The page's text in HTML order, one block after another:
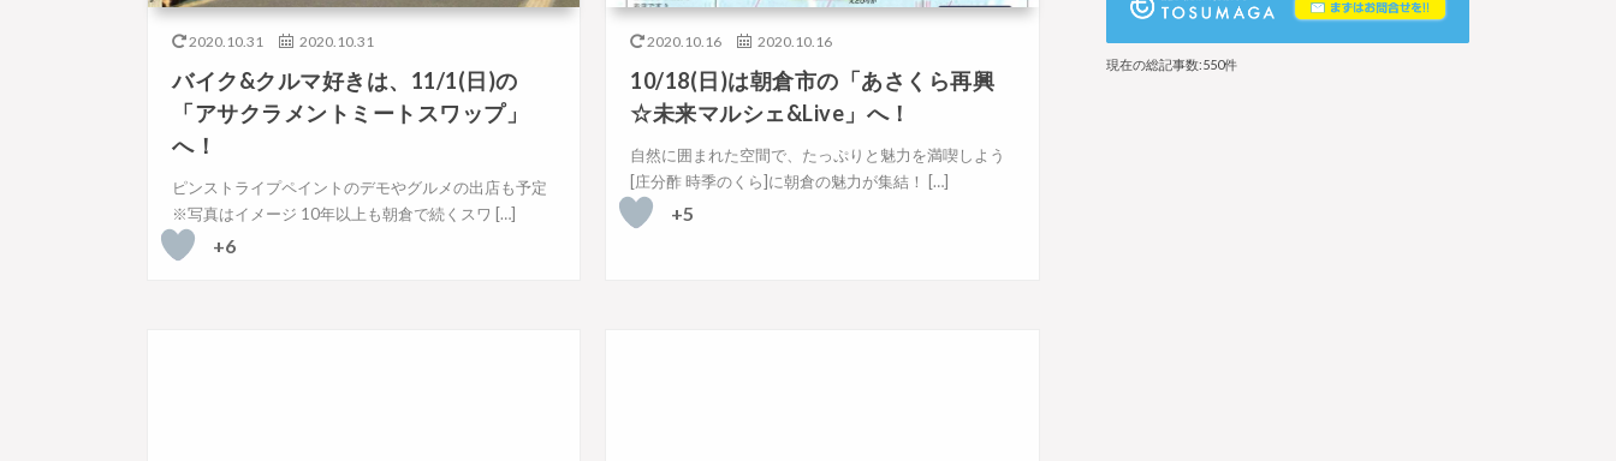
2020.10.31 2020.10.31
バイク&クルマ好きは、11/1(日)の
「アサクラメントミートスワップ」
へ！
ピンストライプペイントのデモやグルメの出店も予定
※写真はイメージ 10年以上も朝倉で続くスワ […]
+6
2020.10.16 2020.10.16
10/18(日)は朝倉市の「あさくら再興
☆未来マルシェ&Live」へ！
自然に囲まれた空間で、たっぷりと魅力を満喫しよう
[庄分酢 時季のくら]に朝倉の魅力が集結！ […]
+5
現在の総記事数:550件